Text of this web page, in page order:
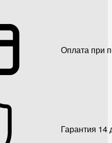
Оплата при
Гарантия 14